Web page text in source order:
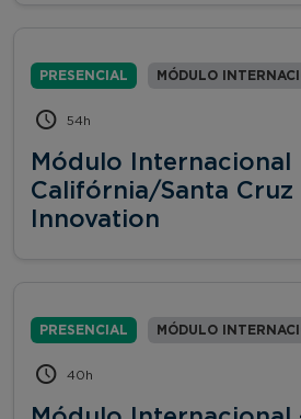
PRESENCIAL MÓDULO
54h
Módulo Internacional
Califórnia/Santa Cruz
Innovation
PRESENCIAL MÓDULO
40h